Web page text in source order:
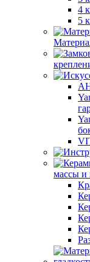
4
5
массы и